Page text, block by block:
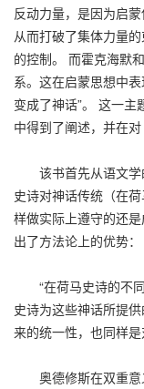
反动力量，是因为启
从而打破了集体力量
的控制。 而霍克海默
系。这在启蒙思想中
变成了神话”。 这一
中得到了阐述，并在
该书首先从语文学
史诗对神话传统（在
样做实际上遵守的还
出了方法论上的优势：
“在荷马史诗的不同
史诗为这些神话所提
来的统一性，也同样是
奥德修斯在双重意